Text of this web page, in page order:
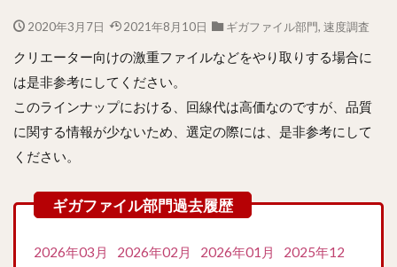
2020年3月7日 2021年8月10日 ギガファイル部門, 速度調査
クリエーター向けの激重ファイルなどをやり取りする場合に
は是非参考にしてください。
このラインナップにおける、回線代は高価なのですが、品質
に関する情報が少ないため、選定の際には、是非参考にして
ください。
2026年03月 2026年02月 2026年01月
2025年12